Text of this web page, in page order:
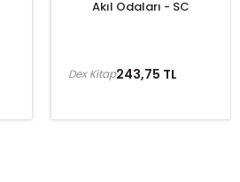
Akıl Odaları - SC
243,75 TL
Dex Kitap